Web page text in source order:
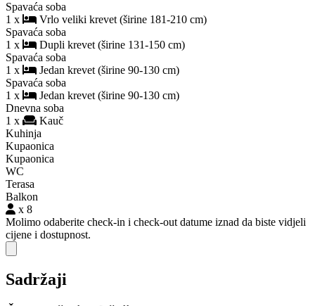
Spavaća soba
1 x
Vrlo veliki krevet (širine 181-210 cm)
Spavaća soba
1 x
Dupli krevet (širine 131-150 cm)
Spavaća soba
1 x
Jedan krevet (širine 90-130 cm)
Spavaća soba
1 x
Jedan krevet (širine 90-130 cm)
Dnevna soba
1 x
Kauč
Kuhinja
Kupaonica
Kupaonica
WC
Terasa
Balkon
x 8
Molimo odaberite check-in i check-out datume iznad da biste vidjeli
cijene i dostupnost.
Close modal
Sadržaji